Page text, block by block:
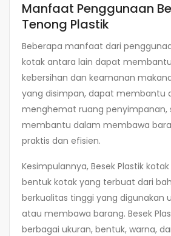
Manfaat Penggunaan
Tenong Plastik
Beberapa manfaat dari
kotak antara lain dapat
kebersihan dan keamanan
yang disimpan, dapat membantu
menghemat ruang penyimpanan,
membantu dalam membawa
praktis dan efisien.
Kesimpulannya, Besek Plastik
bentuk kotak yang terbuat dari
berkualitas tinggi yang digunakan
atau membawa barang. Besek
berbagai ukuran, bentuk, warna,